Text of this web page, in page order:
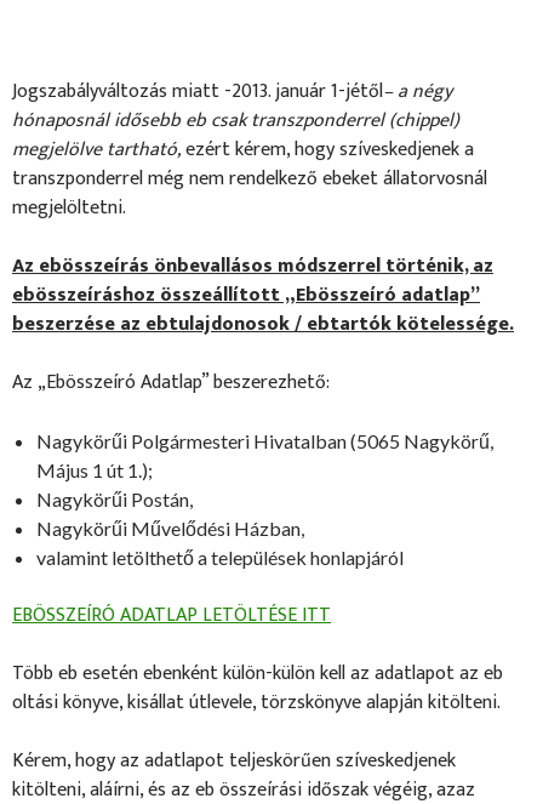
Jogszabályváltozás miatt -2013. január 1-jétől– a négy
hónaposnál idősebb eb csak transzponderrel (chippel)
megjelölve tartható,ezért kérem, hogy szíveskedjenek a
transzponderrel még nem rendelkező ebeket állatorvosnál
megjelöltetni.
Az ebösszeírás önbevallásos módszerrel történik, az
ebösszeíráshoz összeállított „Ebösszeíró adatlap”
beszerzése az ebtulajdonosok / ebtartók kötelessége.
Az „Ebösszeíró Adatlap” beszerezhető:
Nagykörűi Polgármesteri Hivatalban (5065 Nagykörű,
Május 1 út 1.);
Nagykörűi Postán,
Nagykörűi Művelődési Házban,
valamint letölthető a települések honlapjáról
EBÖSSZEÍRÓ ADATLAP LETÖLTÉSE ITT
Több eb esetén ebenként külön-külön kell az adatlapot az eb
oltási könyve, kisállat útlevele, törzskönyve alapján kitölteni.
Kérem, hogy az adatlapot teljeskörűen szíveskedjenek
kitölteni, aláírni, és az eb összeírási időszak végéig, azaz